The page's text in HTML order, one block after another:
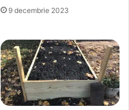
9 decembrie 2023